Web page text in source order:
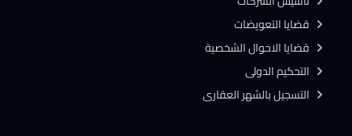
قضايا التعويضات
قضايا الاحوال الشخصية
التحكيم الدولى
التسجيل بالشهر العقارى